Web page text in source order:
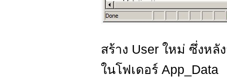
สร้าง User ใหม่ ซึ่งหลั
ในโฟเดอร์ App_Data